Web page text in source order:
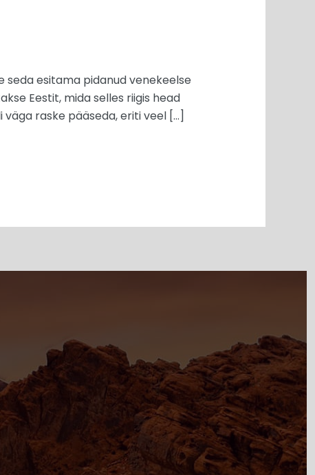
seda esitama pidanud venekeelse
Eestit, mida selles riigis head
väga raske pääseda, eriti veel […]